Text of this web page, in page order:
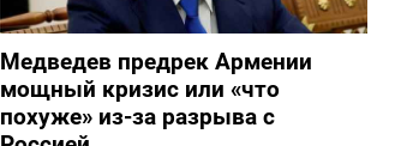
Медведев предрек Армении
мощный кризис или «что
похуже» из-за разрыва с